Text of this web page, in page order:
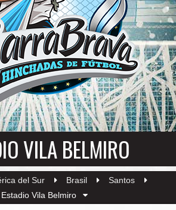
VILA BELMIRO
del Sur Brasil
Santos
Estadio Vila Belmiro